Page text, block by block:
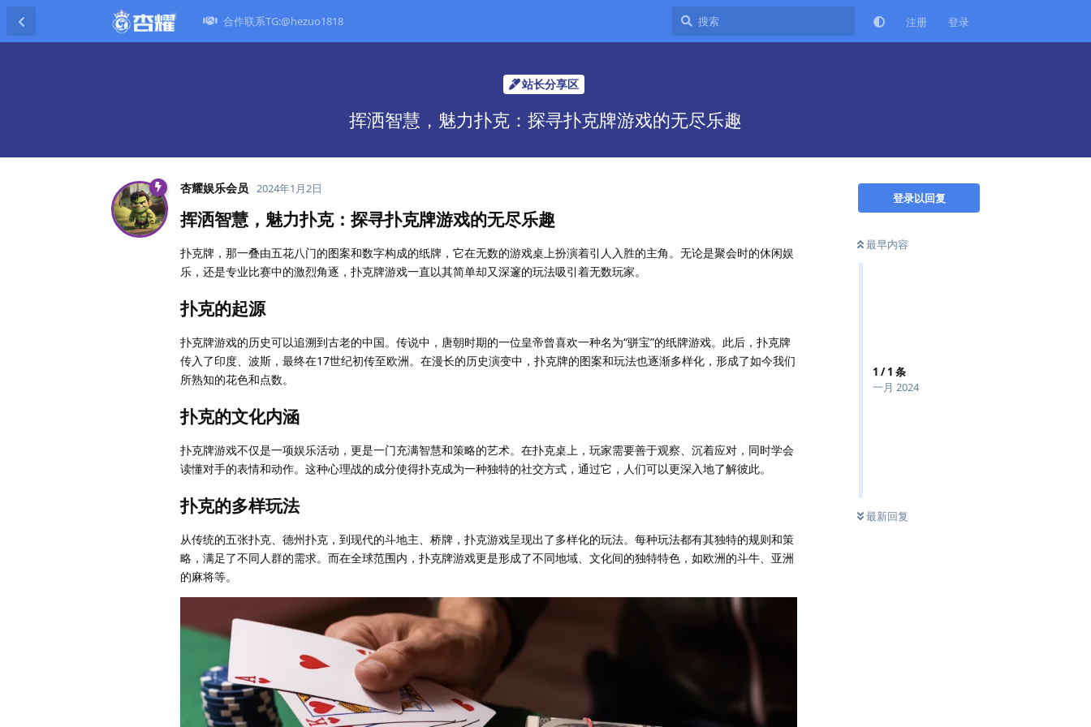
合作联系TG:@hezuo1818 注册 登录
站长分享区
挥洒智慧，魅力扑克：探寻扑克牌游戏的无尽乐趣
登录以回复
最早内容
1 /1 条
一月 2024
最新回复
杏耀娱乐会员 2024年1月2日
挥洒智慧，魅力扑克：探寻扑克牌游戏的无尽乐趣
扑克牌，那一叠由五花八门的图案和数字构成的纸牌，它在无数的游戏桌上扮演着引人入胜的主角。无论是聚会时的休闲娱
乐，还是专业比赛中的激烈角逐，扑克牌游戏一直以其简单却又深邃的玩法吸引着无数玩家。
扑克的起源
扑克牌游戏的历史可以追溯到古老的中国。传说中，唐朝时期的一位皇帝曾喜欢一种名为“骈宝”的纸牌游戏。此后，扑克牌
传入了印度、波斯，最终在17世纪初传至欧洲。在漫长的历史演变中，扑克牌的图案和玩法也逐渐多样化，形成了如今我们
所熟知的花色和点数。
扑克的文化内涵
扑克牌游戏不仅是一项娱乐活动，更是一门充满智慧和策略的艺术。在扑克桌上，玩家需要善于观察、沉着应对，同时学会
读懂对手的表情和动作。这种心理战的成分使得扑克成为一种独特的社交方式，通过它，人们可以更深入地了解彼此。
扑克的多样玩法
从传统的五张扑克、德州扑克，到现代的斗地主、桥牌，扑克游戏呈现出了多样化的玩法。每种玩法都有其独特的规则和策
略，满足了不同人群的需求。而在全球范围内，扑克牌游戏更是形成了不同地域、文化间的独特特色，如欧洲的斗牛、亚洲
的麻将等。